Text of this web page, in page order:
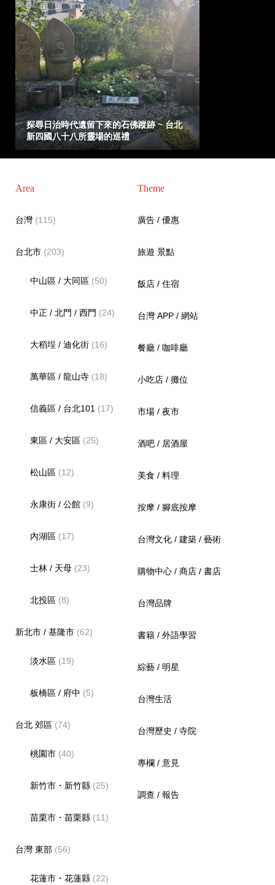
探尋日治時代遺留下來的石佛蹤跡 ~ 台北
新四國八十八所靈場的巡禮
Area
台灣(115)
台北市(203)
中山區 / 大同區 (50)
中正 / 北門 / 西門 (24)
大稻埕 / 迪化街 (16)
萬華區 / 龍山寺 (18)
信義區 / 台北101 (17)
東區 / 大安區 (25)
松山區 (12)
永康街 / 公館 (9)
內湖區 (17)
士林 / 天母 (23)
北投區 (8)
新北市 / 基隆市(62)
淡水區 (19)
板橋區 / 府中 (5)
台北 郊區(74)
桃園市 (40)
新竹市・新竹縣 (25)
苗栗市・苗栗縣 (11)
台灣 東部(56)
花蓮市・花蓮縣 (22)
Theme
廣告 / 優惠
旅遊 景點
飯店 / 住宿
台灣 APP / 網站
餐廳 / 咖啡廳
小吃店 / 攤位
市場 / 夜市
酒吧 / 居酒屋
美食 / 料理
按摩 / 腳底按摩
台灣文化 / 建築 / 藝術
購物中心 / 商店 / 書店
台灣品牌
書籍 / 外語學習
綜藝 / 明星
台灣生活
台灣歷史 / 寺院
專欄 / 意見
調查 / 報告